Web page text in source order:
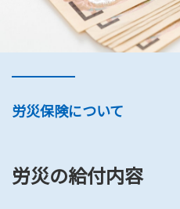
労災保険について
労災の給付内容